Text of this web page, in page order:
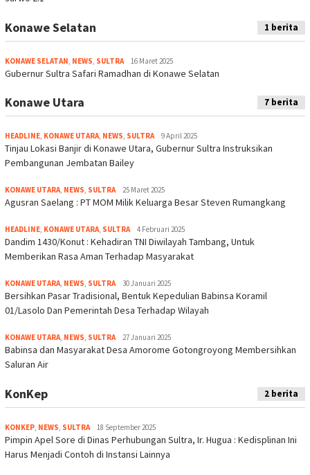
Konawe Selatan 1 berita
KONAWE SELATAN NEWS SULTRA 16 Maret 2025
Gubernur Sultra Safari Ramadhan di Konawe Selatan
Konawe Utara 7 berita
HEADLINE, KONAWE UTARA, NEWS, SULTRA 9 April 2025
Tinjau Lokasi Banjir di Konawe Utara, Gubernur Sultra Instruksikan
Pembangunan Jembatan Bailey
KONAWE UTARA, NEWS, SULTRA 25 Maret 2025
Agusran Saelang : PT MOM Milik Keluarga Besar Steven Rumangkang
HEADLINE, KONAWE UTARA, SULTRA 4 Februari 2025
Dandim 1430/Konut : Kehadiran TNI Diwilayah Tambang, Untuk
Memberikan Rasa Aman Terhadap Masyarakat
KONAWE UTARA, NEWS, SULTRA 30 Januari 2025
Bersihkan Pasar Tradisional, Bentuk Kepedulian Babinsa Koramil
01/Lasolo Dan Pemerintah Desa Terhadap Wilayah
KONAWE UTARA, NEWS, SULTRA 27 Januari 2025
Babinsa dan Masyarakat Desa Amorome Gotongroyong Membersihkan
Saluran Air
KonKep 2 berita
KONKEP NEWS SULTRA 18 September 2025
Pimpin Apel Sore di Dinas Perhubungan Sultra, Ir. Hugua : Kedisplinan Ini
Harus Menjadi Contoh di Instansi Lainnya